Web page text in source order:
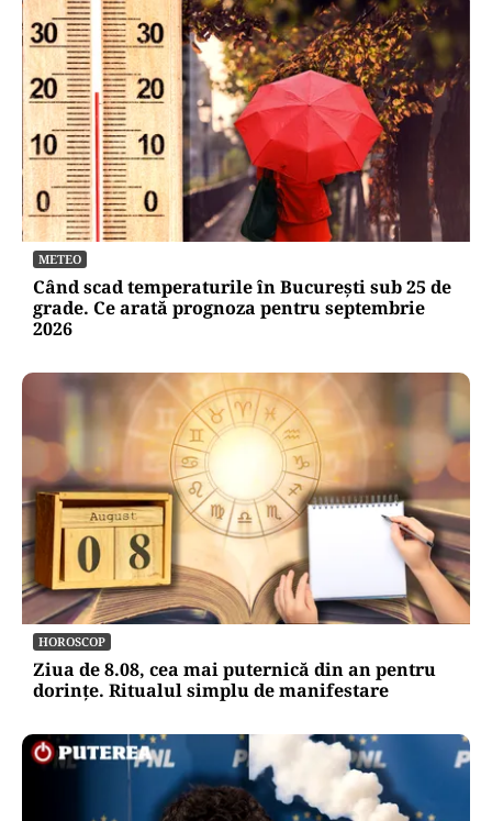
METEO
Când scad temperaturile în București sub 25 de
grade. Ce arată prognoza pentru septembrie
2026
HOROSCOP
Ziua de 8.08, cea mai puternică din an pentru
dorințe. Ritualul simplu de manifestare